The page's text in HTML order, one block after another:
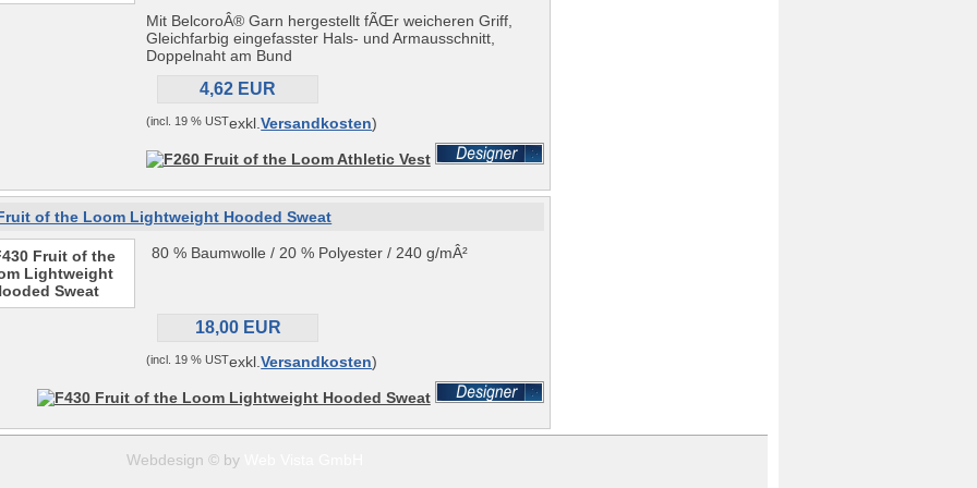
Mit BelcoroÂ® Garn hergestellt fÃŒr weicheren Griff,
Gleichfarbig eingefasster Hals- und Armausschnitt,
Doppelnaht am Bund
4,62 EUR
(incl. 19 % USTexkl.Versandkosten)
of the Loom Lightweight Hooded Sweat
80 % Baumwolle / 20 % Polyester / 240 g/mÂ²
18,00 EUR
(incl. 19 % USTexkl.Versandkosten)
Webdesign © by